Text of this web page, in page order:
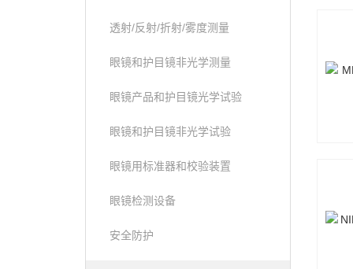
透射/反射/折射/雾度测量
眼镜和护目镜非光学测量
眼镜产品和护目镜光学试验
眼镜和护目镜非光学试验
眼镜用标准器和校验装置
眼镜检测设备
安全防护